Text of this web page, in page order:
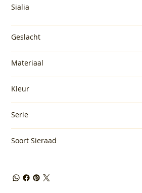
Sialia
Geslacht
Materiaal
Kleur
Serie
Soort Sieraad